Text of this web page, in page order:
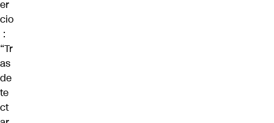
er
cio
:
“Tr
as
de
te
ct